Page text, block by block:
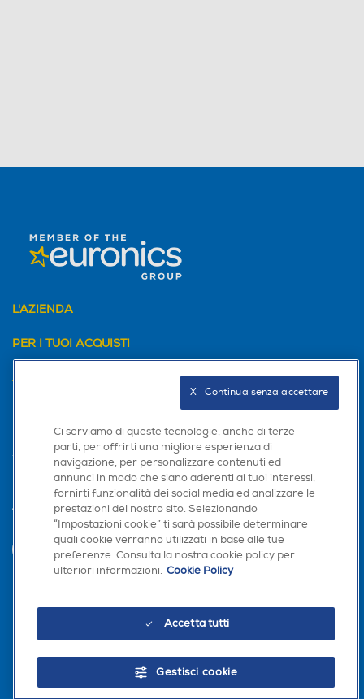
L'AZIENDA
PER I TUOI ACQUISTI
AREA CLIENTI
Trova negozio
INVIA
Seguici sui social
Ci serviamo di queste tecnologie, anche di terze
parti, per offrirti una migliore esperienza di
navigazione, per personalizzare contenuti ed
annunci in modo che siano aderenti ai tuoi interessi,
fornirti funzionalità dei social media ed analizzare le
prestazioni del nostro sito. Selezionando
“Impostazioni cookie” ti sarà possibile determinare
quali cookie verranno utilizzati in base alle tue
preferenze. Consulta la nostra cookie policy per
ulteriori informazioni. Cookie Policy
Accetta tutti
Gestisci cookie
X   Continua senza accettare